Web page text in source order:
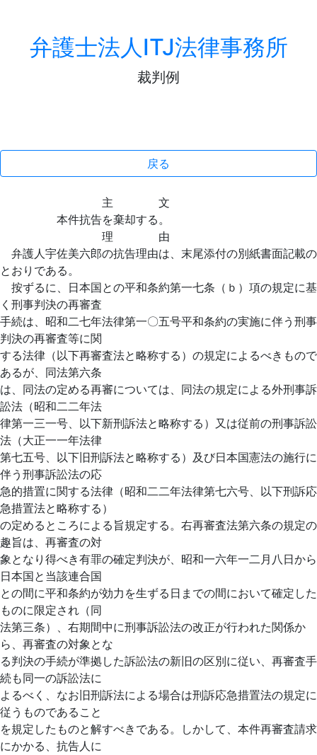
弁護士法人ITJ法律事務所
裁判例
戻る
主 文
本件抗告を棄却する。
理 由
弁護人宇佐美六郎の抗告理由は、末尾添付の別紙書面記載の
とおりである。
按ずるに、日本国との平和条約第一七条（ｂ）項の規定に基
く刑事判決の再審査
手続は、昭和二七年法律第一〇五号平和条約の実施に伴う刑事
判決の再審査等に関
する法律（以下再審査法と略称する）の規定によるべきもので
あるが、同法第六条
は、同法の定める再審については、同法の規定による外刑事訴
訟法（昭和二二年法
律第一三一号、以下新刑訴法と略称する）又は従前の刑事訴訟
法（大正一一年法律
第七五号、以下旧刑訴法と略称する）及び日本国憲法の施行に
伴う刑事訴訟法の応
急的措置に関する法律（昭和二二年法律第七六号、以下刑訴応
急措置法と略称する）
の定めるところによる旨規定する。右再審査法第六条の規定の
趣旨は、再審査の対
象となり得べき有罪の確定判決が、昭和一六年一二月八日から
日本国と当該連合国
との間に平和条約が効力を生ずる日までの間において確定した
ものに限定され（同
法第三条）、右期間中に刑事訴訟法の改正が行われた関係か
ら、再審査の対象とな
る判決の手続が準拠した訴訟法の新旧の区別に従い、再審査手
続も同一の訴訟法に
よるべく、なお旧刑訴法による場合は刑訴応急措置法の規定に
従うものであること
を規定したものと解すべきである。しかして、本件再審査請求
にかかる、抗告人に